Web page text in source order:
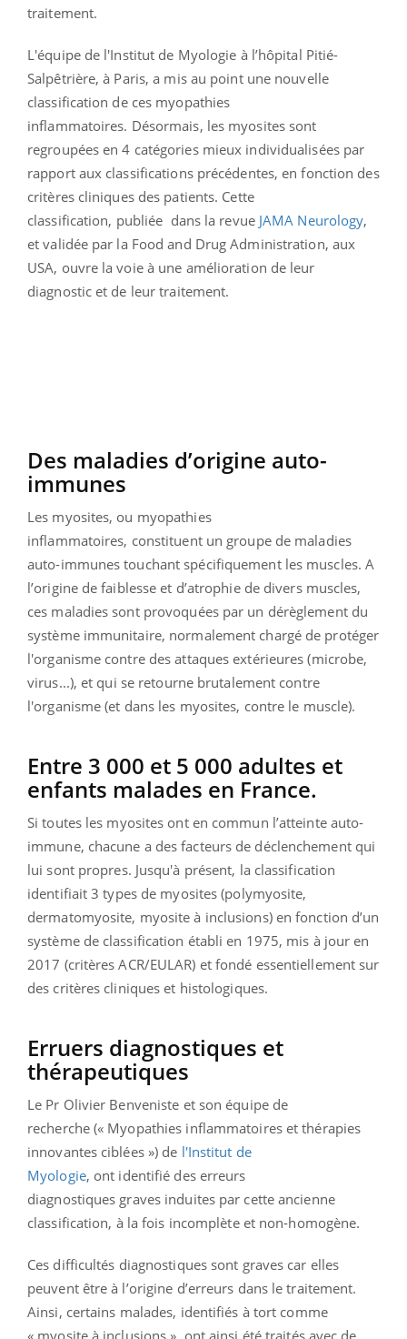
traitement.
L'équipe de l'Institut de Myologie à l’hôpital Pitié-
Salpêtrière, à Paris, a mis au point une nouvelle
classification de ces myopathies
inflammatoires. Désormais, les myosites sont
regroupées en 4 catégories mieux individualisées par
rapport aux classifications précédentes, en fonction des
critères cliniques des patients. Cette
classification, publiée dans la revue JAMA Neurology,
et validée par la Food and Drug Administration, aux
USA, ouvre la voie à une amélioration de leur
diagnostic et de leur traitement.
Des maladies d’origine auto-
immunes
Les myosites, ou myopathies
inflammatoires, constituent un groupe de maladies
auto-immunes touchant spécifiquement les muscles. A
l’origine de faiblesse et d’atrophie de divers muscles,
ces maladies sont provoquées par un dérèglement du
système immunitaire, normalement chargé de protéger
l'organisme contre des attaques extérieures (microbe,
virus...), et qui se retourne brutalement contre
l'organisme (et dans les myosites, contre le muscle).
Entre 3 000 et 5 000 adultes et
enfants malades en France.
Si toutes les myosites ont en commun l’atteinte auto-
immune, chacune a des facteurs de déclenchement qui
lui sont propres. Jusqu'à présent, la classification
identifiait 3 types de myosites (polymyosite,
dermatomyosite, myosite à inclusions) en fonction d’un
système de classification établi en 1975, mis à jour en
2017 (critères ACR/EULAR) et fondé essentiellement sur
des critères cliniques et histologiques.
Erruers diagnostiques et
thérapeutiques
Le Pr Olivier Benveniste et son équipe de
recherche (« Myopathies inflammatoires et thérapies
innovantes ciblées ») de l'Institut de
Myologie, ont identifié des erreurs
diagnostiques graves induites par cette ancienne
classification, à la fois incomplète et non-homogène.
Ces difficultés diagnostiques sont graves car elles
peuvent être à l’origine d’erreurs dans le traitement.
Ainsi, certains malades, identifiés à tort comme
« myosite à inclusions », ont ainsi été traités avec de